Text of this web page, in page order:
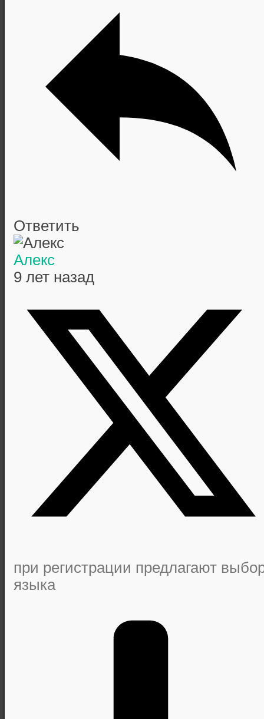
Ответить
Алекс
9 лет назад
при регистрации предлагают
языка